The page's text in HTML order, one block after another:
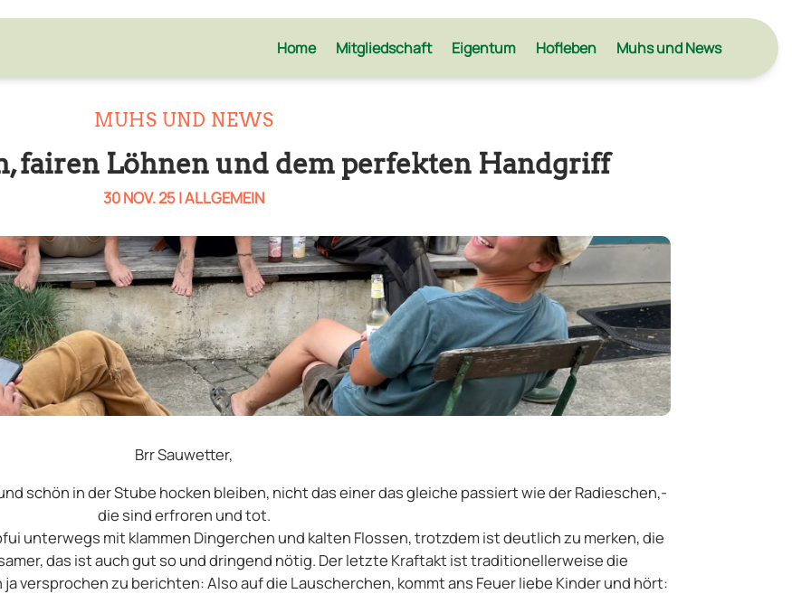
Home Mitgliedschaft Eigentum Hofleben Muhs und News
MUHS UND NEWS
fairen Löhnen und dem perfekten Handgriff
30 NOV. 25|ALLGEMEIN
Brr Sauwetter,
schön in der Stube hocken bleiben, nicht das einer das gleiche passiert wie der Radieschen,-
die sind erfroren und tot.
unterwegs mit klammen Dingerchen und kalten Flossen, trotzdem ist deutlich zu merken, die
das ist auch gut so und dringend nötig. Der letzte Kraftakt ist traditionellerweise die
versprochen zu berichten: Also auf die Lauscherchen, kommt ans Feuer liebe Kinder und hört: